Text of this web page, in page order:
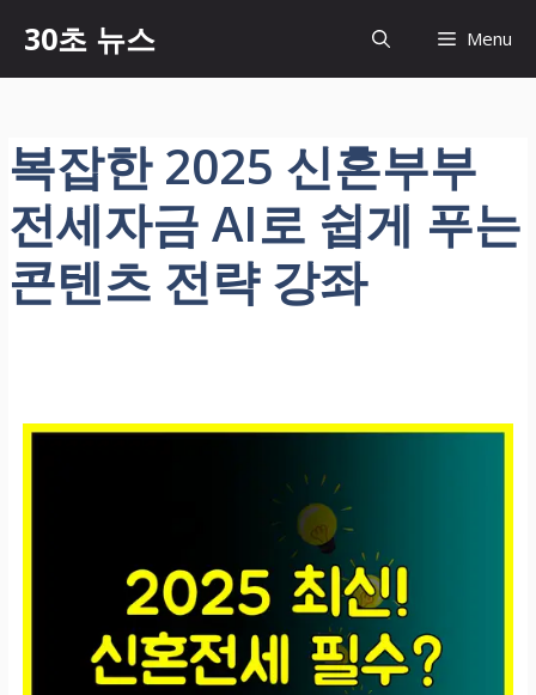
츠
너
기
30초 뉴스 Menu
복잡한 2025 신혼부부
전세자금 AI로 쉽게 푸는
콘텐츠 전략 강좌